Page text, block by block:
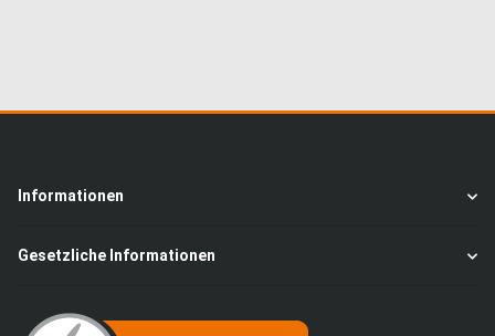
Informationen
Gesetzliche Informationen